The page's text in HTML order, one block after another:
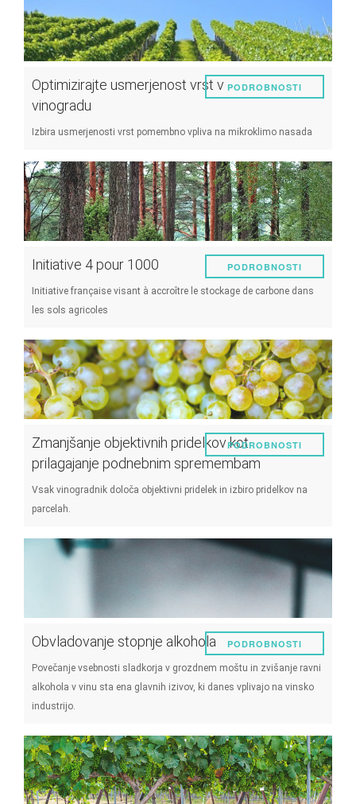
Optimizirajte usmerjenost vrst v
vinogradu
Izbira usmerjenosti vrst pomembno vpliva na mikroklimo nasada
PODROBNOSTI
Initiative 4 pour 1000
Initiative française visant à accroître le stockage de carbone dans
les sols agricoles
PODROBNOSTI
Zmanjšanje objektivnih pridelkov kot
prilagajanje podnebnim spremembam
Vsak vinogradnik določa objektivni pridelek in izbiro pridelkov na
parcelah.
PODROBNOSTI
Obvladovanje stopnje alkohola
Povečanje vsebnosti sladkorja v grozdnem moštu in zvišanje ravni
alkohola v vinu sta ena glavnih izivov, ki danes vplivajo na vinsko
industrijo.
PODROBNOSTI